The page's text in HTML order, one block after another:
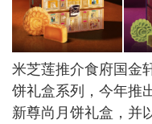
米芝莲推介食府国金
饼礼盒系列，今年推
新尊尚月饼礼盒，并